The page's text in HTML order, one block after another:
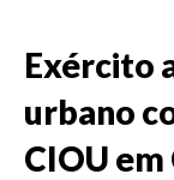
Exército
urbano
CIOU